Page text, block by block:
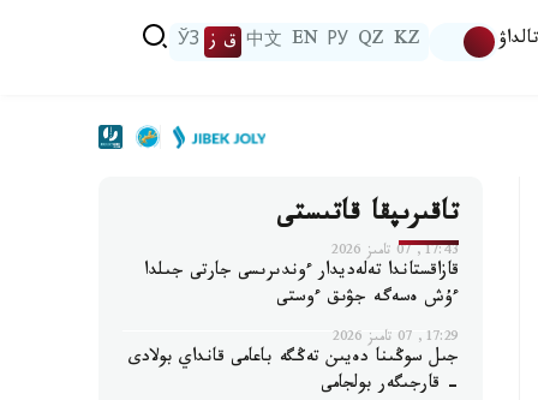
تالداۋ KZ
QZ
РУ
EN
中文 ق ز ЎЗ
تاقىرىپقا قاتىستى
17:43, 07 تامىز 2026
قازاقستاندا تەلەديدار ءوندىرىسى جارتى جىلدا
ءۇش ەسەگە جۋىق ءوستى
17:29, 07 تامىز 2026
جىل سوڭىنا دەيىن تەڭگە باعامى قانداي بولادى
- قارجىگەر بولجامى